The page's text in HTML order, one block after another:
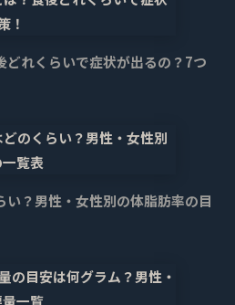
どれくらいで症状が出るの？7つ
？男性・女性別の体脂肪率の目